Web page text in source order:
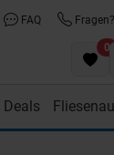
FAQ
0